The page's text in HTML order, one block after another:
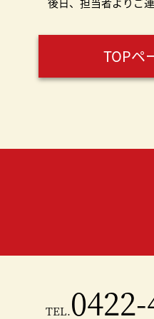
TOPペ
TEL.